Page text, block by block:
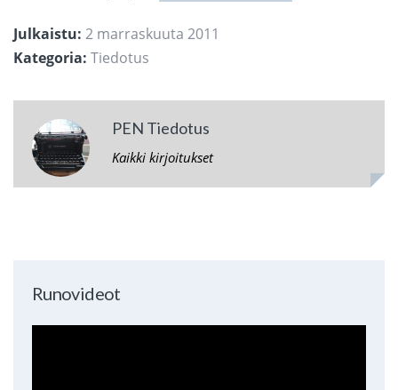
Julkaistu: 2 marraskuuta 2011
Kategoria: Tiedotus
PEN Tiedotus
Kaikki kirjoitukset
Runovideot